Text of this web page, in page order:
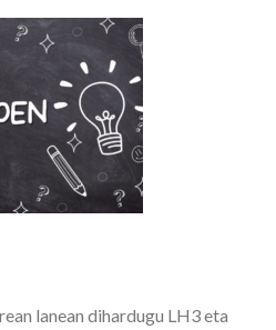
lanean dihardugu LH3 eta